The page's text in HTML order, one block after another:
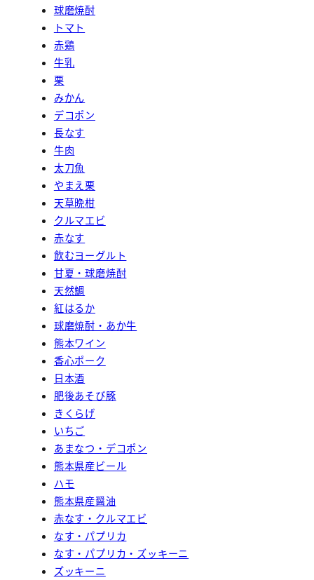
球磨焼酎
トマト
赤鶏
牛乳
栗
みかん
デコポン
長なす
牛肉
太刀魚
やまえ栗
天草晩柑
クルマエビ
赤なす
飲むヨーグルト
甘夏・球磨焼酎
天然鯛
紅はるか
球磨焼酎・あか牛
熊本ワイン
香心ポーク
日本酒
肥後あそび豚
きくらげ
いちご
あまなつ・デコポン
熊本県産ビール
ハモ
熊本県産醤油
赤なす・クルマエビ
なす・パプリカ
なす・パプリカ・ズッキーニ
ズッキーニ